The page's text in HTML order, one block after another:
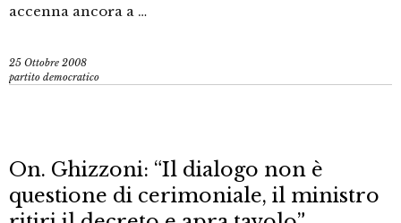
accenna ancora a …
25 Ottobre 2008
partito democratico
On. Ghizzoni: “Il dialogo non è
questione di cerimoniale, il ministro